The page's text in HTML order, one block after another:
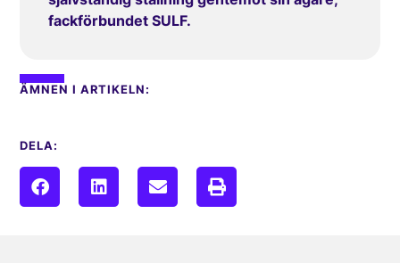
fackförbundet SULF.
ÄMNEN I ARTIKELN:
DELA: